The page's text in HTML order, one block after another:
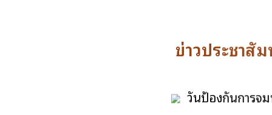
ข่าวประชาสั
วันป้องกันการจม